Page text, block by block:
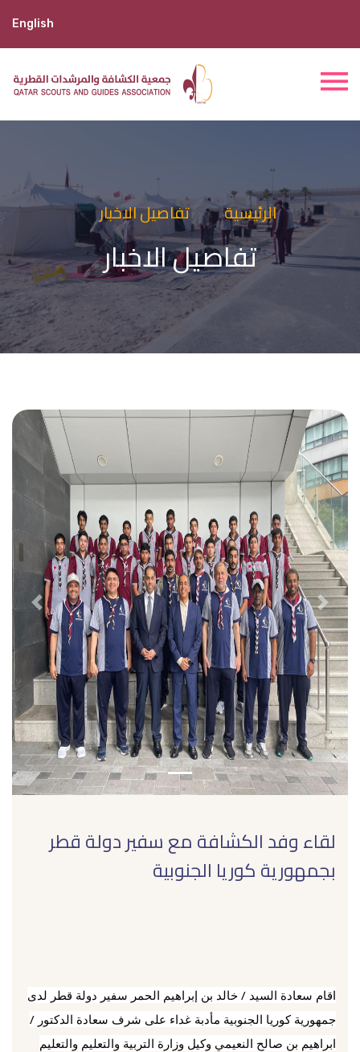
English
الرئيسية تفاصيل الاخبار
تفاصيل الاخبار
السابق التالى
لقاء وفد الكشافة مع سفير دولة قطر
بجمهورية كوريا الجنوبية
‏اقام سعادة السيد / خالد بن إبراهيم الحمر سفير دولة قطر لدى
جمهورية كوريا الجنوبية مأدبة غداء على شرف سعادة الدكتور /
ابراهيم بن صالح النعيمي وكيل وزارة التربية والتعليم والتعليم